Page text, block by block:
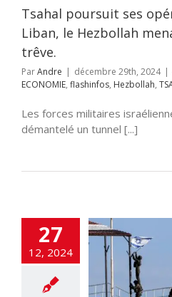
TSAHAL
Tsahal poursuit ses
Liban, le Hezbollah
trêve.
ParAndre | décembre 29th, 2024 |
ECONOMIE, flashinfos, Hezbollah,
Les forces militaires
démantelé un tunnel [...]
27
12, 2024
civil et
au Sud de la
DEFENSE